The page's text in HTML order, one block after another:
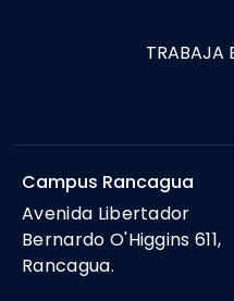
TRABAJA
Campus Rancagua
Avenida Libertador
Bernardo O'Higgins 611,
Rancagua.